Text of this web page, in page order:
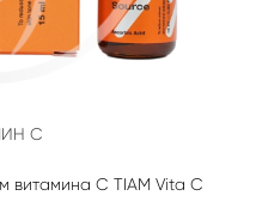
С
витамина С TIAM Vita C